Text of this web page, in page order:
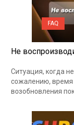
FAQ
Не
Ситуация, когда
сожалению, время
возобновления